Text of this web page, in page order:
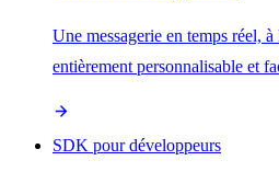
Une messagerie en temps réel,
entièrement personnalisable et
SDK pour développeurs